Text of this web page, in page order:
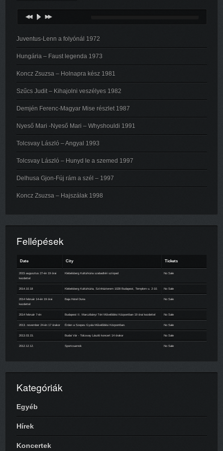
Juventus-Lenn a folyónál 1972
Hungária – Faust legenda 1973
Koncz Zsuzsa – Holnapra kész 1981
Szűcs Judit – Kihajolni veszélyes 1982
Demjén Ferenc-Magyar Mise részlet 1987
Nyeső Mari -Nyeső Mari – Whyshouldi 1991
Tolcsvay László – Angyal 1993
Tolcsvay László – Hunyd le a szemed 1997
Delhusa Gjon-Fúj rám a szél – 1997
Koncz Zsuzsa – Hajszálak 1998
Fellépések
Date City Tickets
2015 augusztus 27-én 19 órai
kezdettel
Klebelsberg Kultúrkúria szabadtéri színpad No Sale
2014.10.18 Klebelsberg Kultúrkúria, Színházterem 1028 Budapest, Templom u. 2-10. No Sale
2014 február 14-én 19 órai
kezdettel
Baja Hotel Duna No Sale
2014 február 7-én Budapest II. Marczibányi Téri Művelődési Központban 19 órai kezdettel No Sale
2013. november 24-én 17 órakor Érden a Szepes Gyula Művelődési Központban. No Sale
2013.03.15. Budai Vár - Tolcsvay László koncert 14 órakor No Sale
2012.12.12. Sportcsarnok No Sale
Kategóriák
Egyéb
Hírek
Koncertek